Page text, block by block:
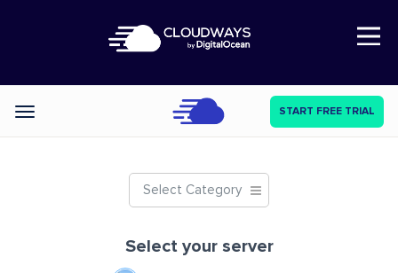
Open Nav
Categories START FREE TRIAL
Select Category
Select your server